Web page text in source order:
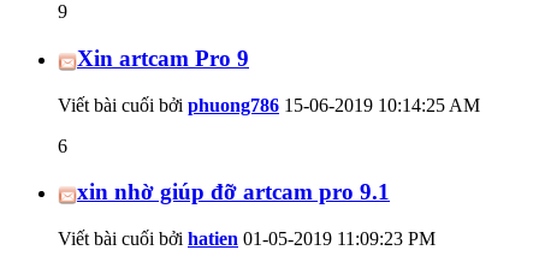
9
Xin artcam Pro 9
Viết bài cuối bởi phuong786 15-06-2019 10:14:25 AM
6
xin nhờ giúp đỡ artcam pro 9.1
Viết bài cuối bởi hatien 01-05-2019 11:09:23 PM